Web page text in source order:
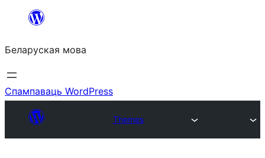
Перайсці
змесціва
Беларуская мова
Спампаваць WordPress
Themes